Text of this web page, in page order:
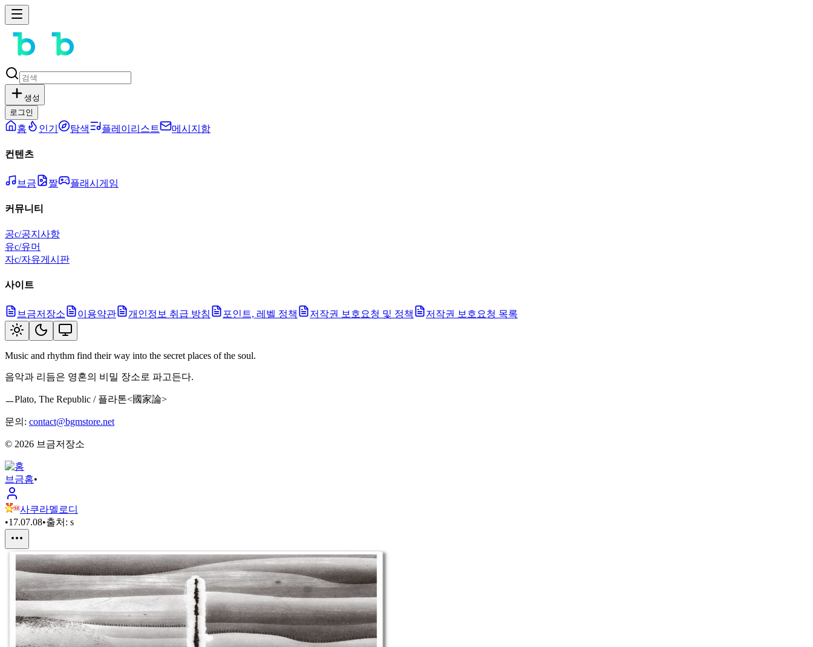
생성
로그인
홈 인기 탐색 플레이리스트 메시지함
컨텐츠
브금 짤 플래시게임
커뮤니티
공c/공지사항
유c/유머
자c/자유게시판
사이트
브금저장소 이용약관 개인정보 취급 방침 포인트, 레벨 정책 저작권 보호요청 및 정책 저작권 보호요청 목록
Music and rhythm find their way into the secret places of the soul.
음악과 리듬은 영혼의 비밀 장소로 파고든다.
ㅡPlato, The Republic / 플라톤<國家論>
문의: contact@bgmstore.net
© 2026 브금저장소
브금홈•
사쿠라멜로디
•17.07.08•출처: s